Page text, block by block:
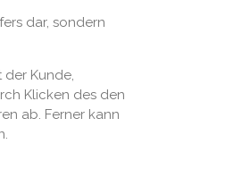
dar, sondern
Kunde,
Klicken des den
ab. Ferner kann